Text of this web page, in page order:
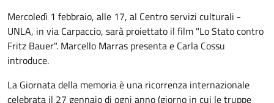
Mercoledì 1 febbraio, alle 17, al Centro servizi culturali -
UNLA, in via Carpaccio, sarà proiettato il film "Lo Stato contro
Fritz Bauer". Marcello Marras presenta e Carla Cossu
introduce.
La Giornata della memoria è una ricorrenza internazionale
celebrata il 27 gennaio di ogni anno (giorno in cui le truppe